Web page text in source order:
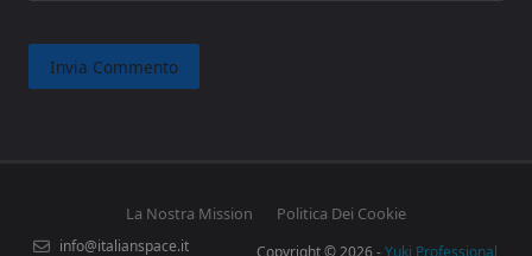
La Nostra Mission Politica Dei Cookie
info@italianspace.it
Copyright © 2026 -Yuki Professional